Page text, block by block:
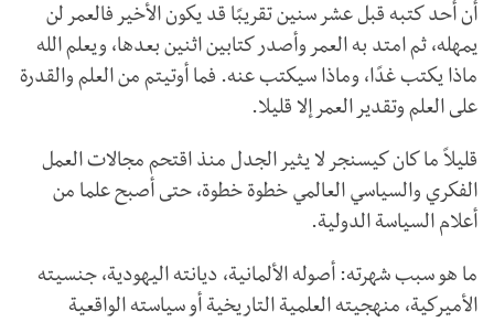
أن أحد كتبه قبل عشر سنين تقريبًا قد يكون الأخير فالعمر لن
يمهله، ثم امتد به العمر وأصدر كتابين اثنين بعدها، ويعلم الله
ماذا يكتب غدًا، وماذا سيكتب عنه. فما أوتيتم من العلم والقدرة
على العلم وتقدير العمر إلا قليلا.
قليلاً ما كان كيسنجر لا يثير الجدل منذ اقتحم مجالات العمل
الفكري والسياسي العالمي خطوة خطوة، حتى أصبح علما من
أعلام السياسة الدولية.
ما هو سبب شهرته: أصوله الألمانية، ديانته اليهودية، جنسيته
الأميركية، منهجيته العلمية التاريخية أو سياسته الواقعية